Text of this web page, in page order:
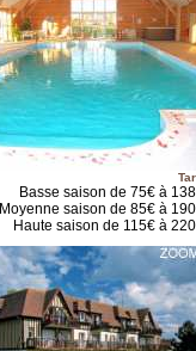
Basse saison de 75€ à
Moyenne saison de 85€ à
Haute saison de 115€ à